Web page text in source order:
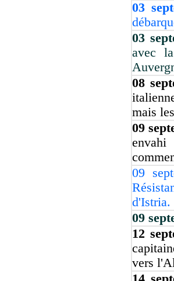
03
03
avec
08
mais
09
09
d'Istria.
09
12
vers